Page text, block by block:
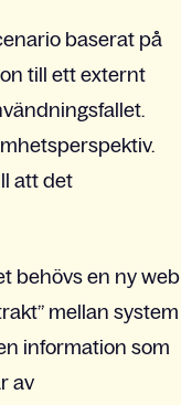
baserat på
till ett externt
att det
behövs en ny web
mellan system
information som
av